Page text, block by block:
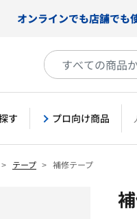
オンラインでも店舗でも
す プロ向け商品
テープ 補修テープ